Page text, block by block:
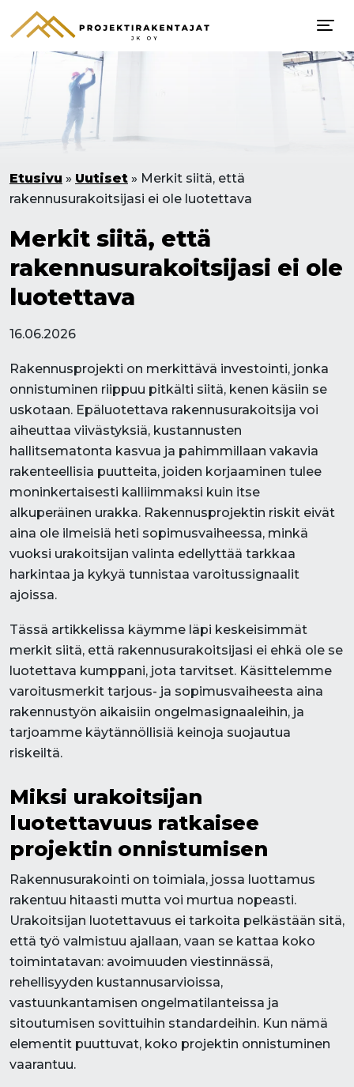
Etusivu » Uutiset » Merkit siitä, että
rakennusurakoitsijasi ei ole luotettava
Merkit siitä, että
rakennusurakoitsijasi ei ole
luotettava
16.06.2026
Rakennusprojekti on merkittävä investointi, jonka
onnistuminen riippuu pitkälti siitä, kenen käsiin se
uskotaan. Epäluotettava rakennusurakoitsija voi
aiheuttaa viivästyksiä, kustannusten
hallitsematonta kasvua ja pahimmillaan vakavia
rakenteellisia puutteita, joiden korjaaminen tulee
moninkertaisesti kalliimmaksi kuin itse
alkuperäinen urakka. Rakennusprojektin riskit eivät
aina ole ilmeisiä heti sopimusvaiheessa, minkä
vuoksi urakoitsijan valinta edellyttää tarkkaa
harkintaa ja kykyä tunnistaa varoitussignaalit
ajoissa.
Tässä artikkelissa käymme läpi keskeisimmät
merkit siitä, että rakennusurakoitsijasi ei ehkä ole se
luotettava kumppani, jota tarvitset. Käsittelemme
varoitusmerkit tarjous- ja sopimusvaiheesta aina
rakennustyön aikaisiin ongelmasignaaleihin, ja
tarjoamme käytännöllisiä keinoja suojautua
riskeiltä.
Miksi urakoitsijan
luotettavuus ratkaisee
projektin onnistumisen
Rakennusurakointi on toimiala, jossa luottamus
rakentuu hitaasti mutta voi murtua nopeasti.
Urakoitsijan luotettavuus ei tarkoita pelkästään sitä,
että työ valmistuu ajallaan, vaan se kattaa koko
toimintatavan: avoimuuden viestinnässä,
rehellisyyden kustannusarvioissa,
vastuunkantamisen ongelmatilanteissa ja
sitoutumisen sovittuihin standardeihin. Kun nämä
elementit puuttuvat, koko projektin onnistuminen
vaarantuu.